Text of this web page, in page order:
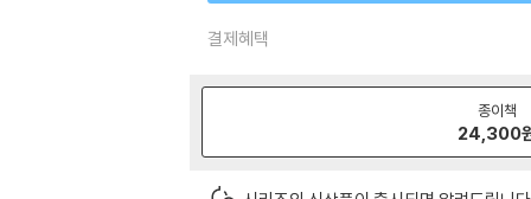
결제혜택
종이책
24,300